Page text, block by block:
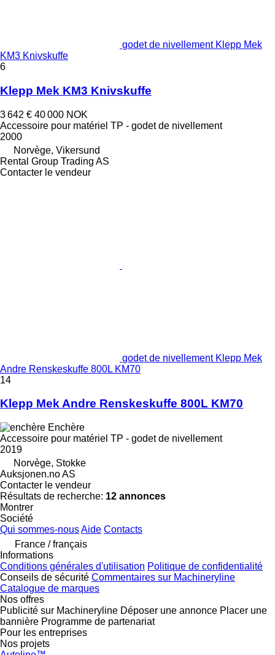
godet de nivellement Klepp Mek
KM3 Knivskuffe
6
Klepp Mek KM3 Knivskuffe
3 642 € 40 000 NOK
Accessoire pour matériel TP - godet de nivellement
2000
Norvège, Vikersund
Rental Group Trading AS
Contacter le vendeur
godet de nivellement Klepp Mek
Andre Renskeskuffe 800L KM70
14
Klepp Mek Andre Renskeskuffe 800L KM70
Enchère
Accessoire pour matériel TP - godet de nivellement
2019
Norvège, Stokke
Auksjonen.no AS
Contacter le vendeur
Résultats de recherche: 12 annonces
Montrer
Société
Qui sommes-nousAide Contacts
France / français
Informations
Conditions générales d'utilisation Politique de confidentialité
Conseils de sécurité Commentaires sur Machineryline
Catalogue de marques
Nos offres
Publicité sur Machineryline Déposer une annonce Placer une
bannière Programme de partenariat
Pour les entreprises
Nos projets